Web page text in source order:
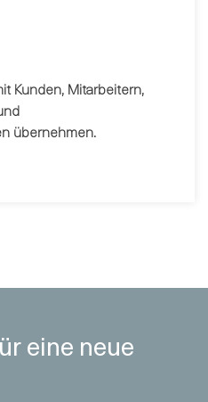
Kunden, Mitarbeitern,
übernehmen.
eine neue